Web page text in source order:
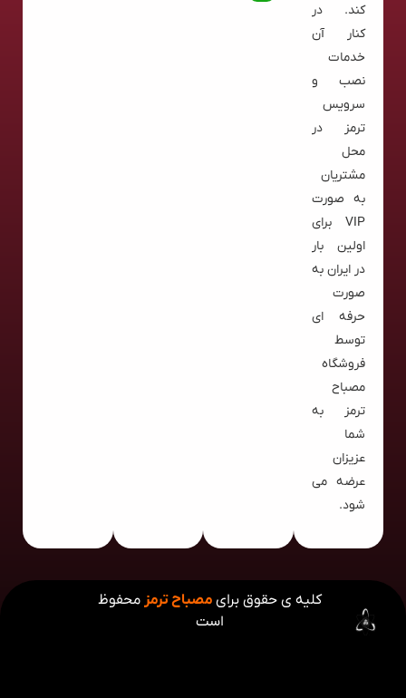
کند. در
کنار آن
خدمات
نصب و
سرویس
ترمز در
محل
مشتریان
به صورت
VIP برای
اولین بار
در ایران به
صورت
حرفه ای
توسط
فروشگاه
مصباح
ترمز به
شما
عزیزان
عرضه می
شود.
کلیه ی حقوق برای مصباح ترمز محفوظ
است